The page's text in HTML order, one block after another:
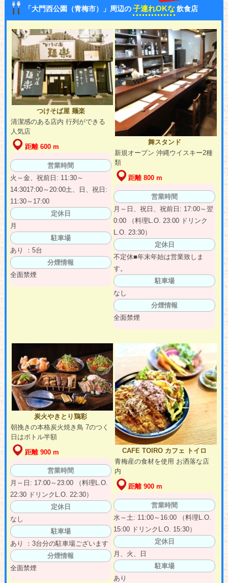
「大門西公園（青梅市）」周辺の子連れOKな 飲食店
つけそば屋 麺楽
清潔感のある店内 行列ができる
人気店
距離 600 m
営業時間
火～金、祝前日: 11:30～
14:3017:00～20:00土、日、祝日:
11:30～17:00
定休日
月
駐車場
あり ：5台
分煙情報
全面禁煙
舞スタンド
新規オープン 沖縄ウイスキー2種
類
距離 800 m
営業時間
月～日、祝日、祝前日: 17:00～翌
0:00 （料理L.O. 23:00 ドリンク
L.O. 23:30）
定休日
不定休■年末年始は営業致しま
す。
駐車場
なし
分煙情報
全面禁煙
炭火やきとり鶏彩
朝挽きの本格炭火焼き鳥 7のつく
日はボトル半額
距離 900 m
営業時間
月～日: 17:00～23:00 （料理L.O.
22:30 ドリンクL.O. 22:30）
定休日
なし
駐車場
あり ：3台分の駐車場ございます
分煙情報
全面禁煙
CAFE TOIRO カフェ トイロ
青梅産の食材を使用 お洒落な店
内
距離 900 m
営業時間
水～土: 11:00～16:00 （料理L.O.
15:00 ドリンクL.O. 15:30）
定休日
月、火、日
駐車場
あり